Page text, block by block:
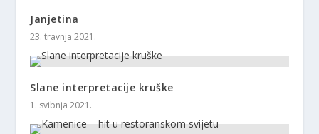
Janjetina
23. travnja 2021.
Slane interpretacije kruške
1. svibnja 2021.